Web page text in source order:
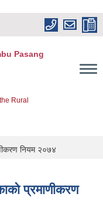
Pasang
the Rural
नियम २०७४
प्रमाणीकरण